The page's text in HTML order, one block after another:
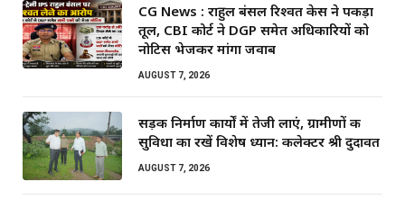
CG News : राहुल बंसल रिश्वत केस ने पकड़ा
तूल, CBI कोर्ट ने DGP समेत अधिकारियों को
नोटिस भेजकर मांगा जवाब
AUGUST 7, 2026
सड़क निर्माण कार्यों में तेजी लाएं, ग्रामीणों की
सुविधा का रखें विशेष ध्यान: कलेक्टर श्री दुदावत
AUGUST 7, 2026